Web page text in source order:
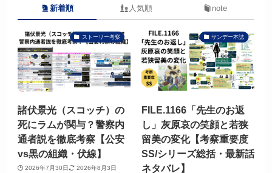
新着順 人気順 note
ストーリー考察
諸伏景光（スコッチ）の
死にラムが関与？警察内
通者説を徹底考察【公安
vs黒の組織・伏線】
2026年7月30日 2026年8月3日
サンデー本誌
FILE.1166「先生のお返
し」灰原哀の笑顔と若狭
留美の変化【考察重要度
SS/シリーズ総括・最新話
ネタバレ】